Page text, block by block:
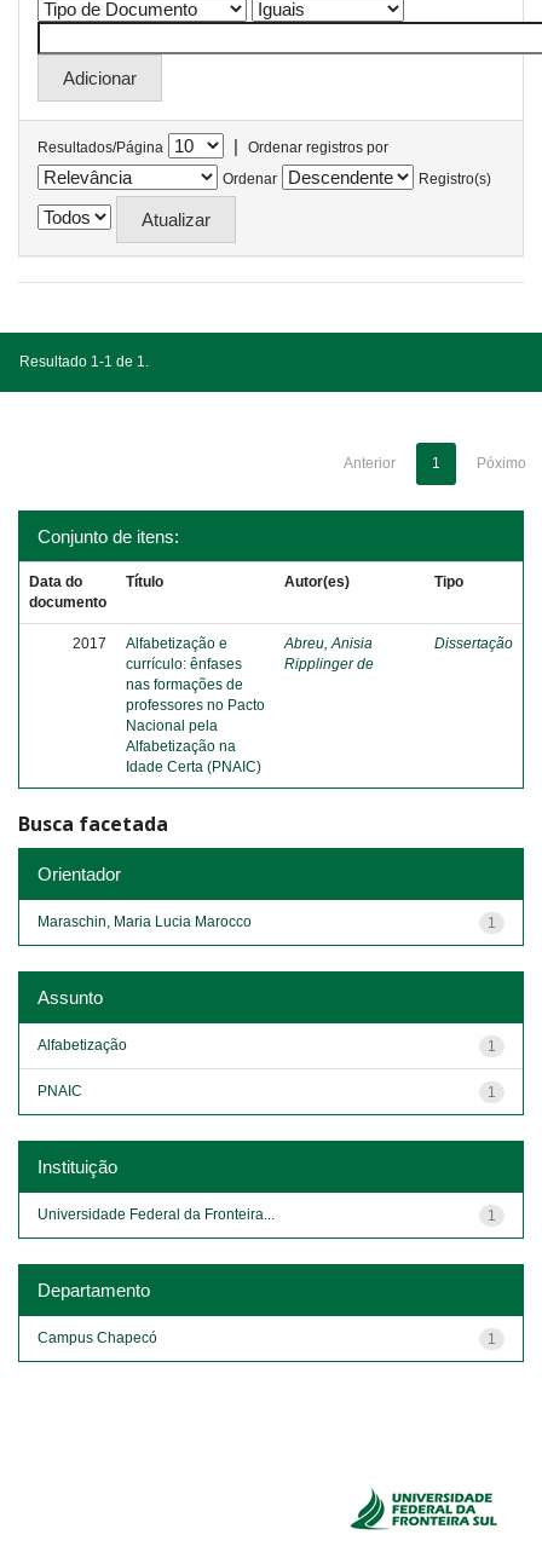
Resultados/Página |
Ordenar registros por
Ordenar
Registro(s)
Resultado 1-1 de 1.
Anterior 1 Póximo
Conjunto de itens:
Data do
documento
Título Autor(es) Tipo
2017
Alfabetização e
currículo: ênfases
nas formações de
professores no Pacto
Nacional pela
Alfabetização na
Idade Certa (PNAIC)
Abreu, Anisia
Ripplinger de
Dissertação
Busca facetada
Orientador
1
Maraschin, Maria Lucia Marocco
Assunto
1
Alfabetização
1
PNAIC
Instituição
1
Universidade Federal da Fronteira...
Departamento
1
Campus Chapecó